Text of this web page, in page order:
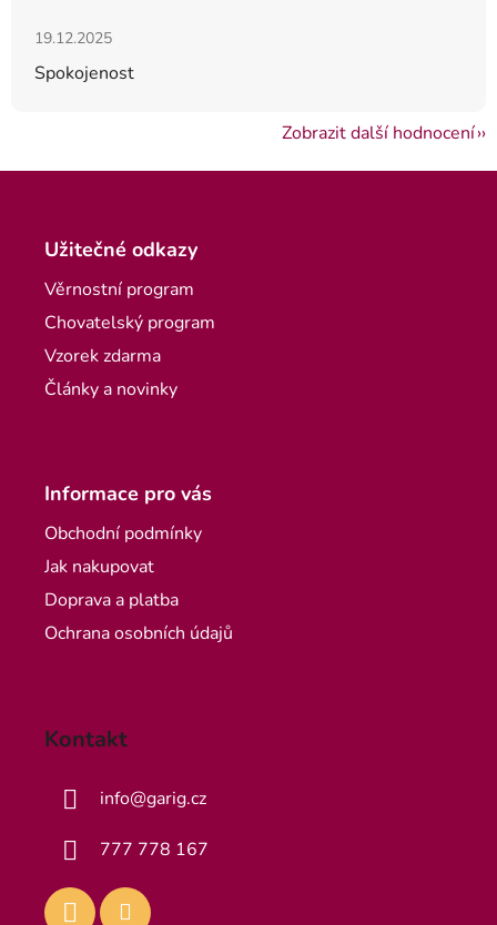
Hodnocení obchodu je 5 z 5 hvězdiček.
19.12.2025
Spokojenost
Zobrazit další hodnocení
Užitečné odkazy
Věrnostní program
Chovatelský program
Vzorek zdarma
Články a novinky
Informace pro vás
Obchodní podmínky
Jak nakupovat
Doprava a platba
Ochrana osobních údajů
Kontakt
info@garig.cz
777 778 167